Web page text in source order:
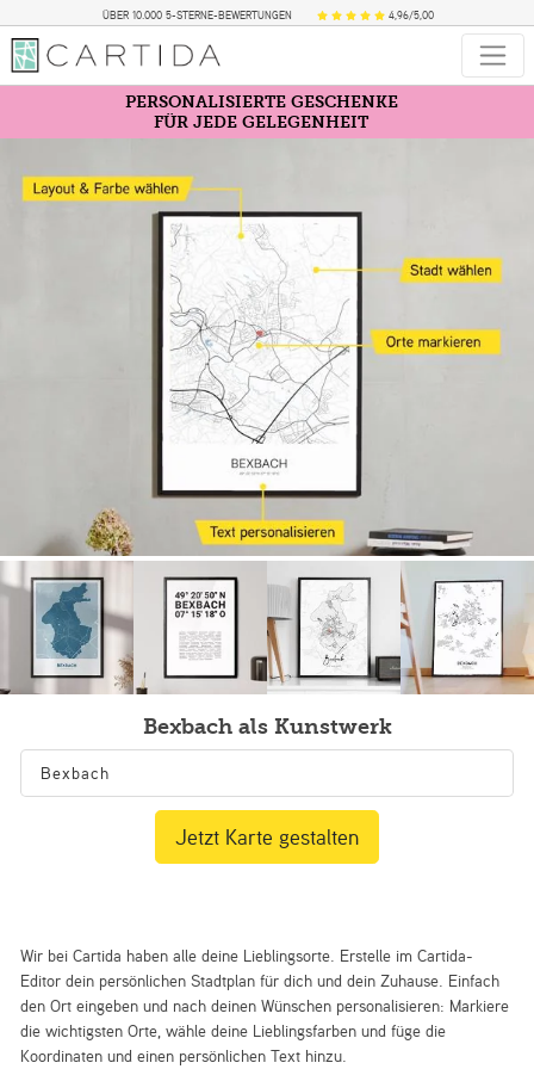
ÜBER 10.000 5-STERNE-BEWERTUNGEN 4,96/5,00
PERSONALISIERTE GESCHENKE
FÜR JEDE GELEGENHEIT
Bexbach als Kunstwerk
Wir bei Cartida haben alle deine Lieblingsorte. Erstelle im Cartida-
Editor dein persönlichen Stadtplan für dich und dein Zuhause. Einfach
den Ort eingeben und nach deinen Wünschen personalisieren: Markiere
die wichtigsten Orte, wähle deine Lieblingsfarben und füge die
Koordinaten und einen persönlichen Text hinzu.
Jetzt Karte gestalten